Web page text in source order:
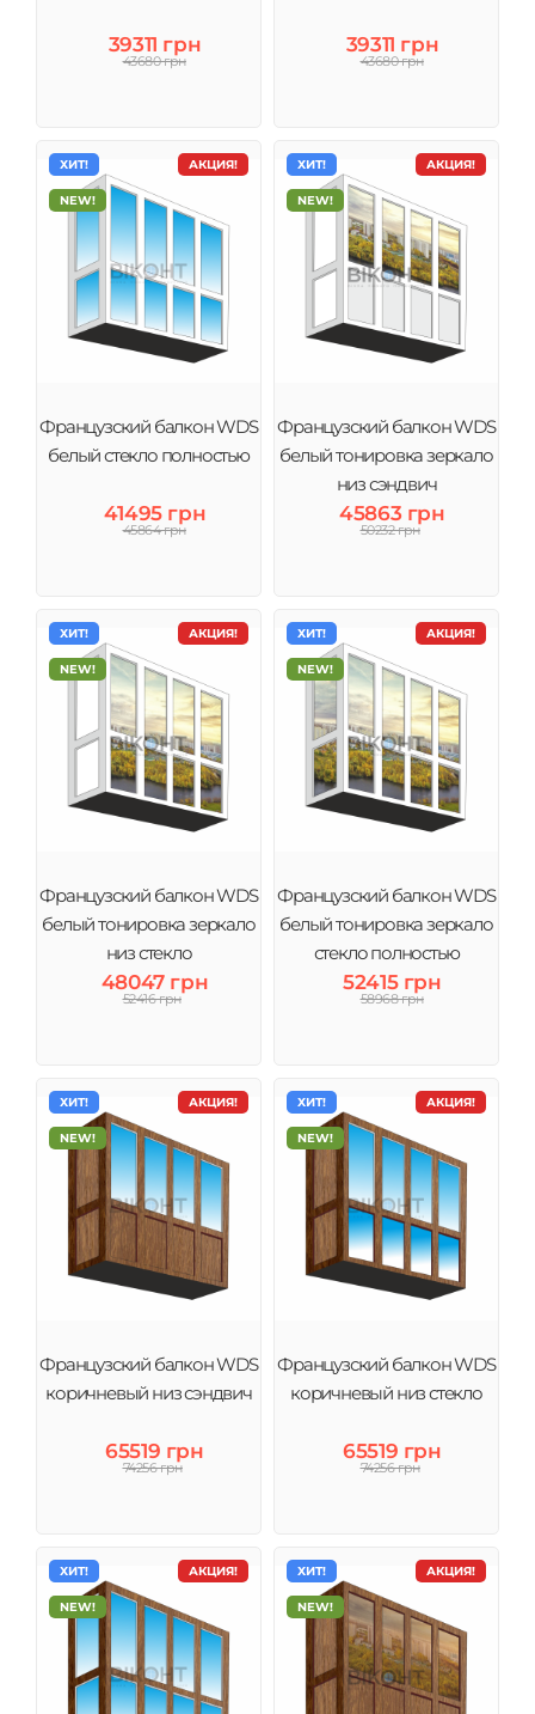
39311 грн
43680 грн
39311 грн
43680 грн
АКЦИЯ!
ХИТ!
NEW!
Французский балкон WDS
белый стекло полностью
41495 грн
45864 грн
АКЦИЯ!
ХИТ!
NEW!
Французский балкон WDS
белый тонировка зеркало
низ сэндвич
45863 грн
50232 грн
АКЦИЯ!
ХИТ!
NEW!
Французский балкон WDS
белый тонировка зеркало
низ стекло
48047 грн
52416 грн
АКЦИЯ!
ХИТ!
NEW!
Французский балкон WDS
белый тонировка зеркало
стекло полностью
52415 грн
58968 грн
АКЦИЯ!
ХИТ!
NEW!
Французский балкон WDS
коричневый низ сэндвич
65519 грн
74256 грн
АКЦИЯ!
ХИТ!
NEW!
Французский балкон WDS
коричневый низ стекло
65519 грн
74256 грн
АКЦИЯ!
ХИТ!
NEW!
АКЦИЯ!
ХИТ!
NEW!